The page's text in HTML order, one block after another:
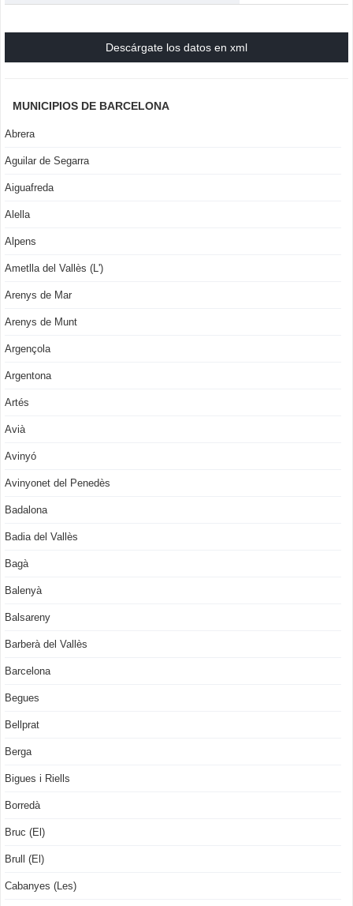
Descárgate los datos en xml
MUNICIPIOS DE BARCELONA
Abrera
Aguilar de Segarra
Aiguafreda
Alella
Alpens
Ametlla del Vallès (L')
Arenys de Mar
Arenys de Munt
Argençola
Argentona
Artés
Avià
Avinyó
Avinyonet del Penedès
Badalona
Badia del Vallès
Bagà
Balenyà
Balsareny
Barberà del Vallès
Barcelona
Begues
Bellprat
Berga
Bigues i Riells
Borredà
Bruc (El)
Brull (El)
Cabanyes (Les)